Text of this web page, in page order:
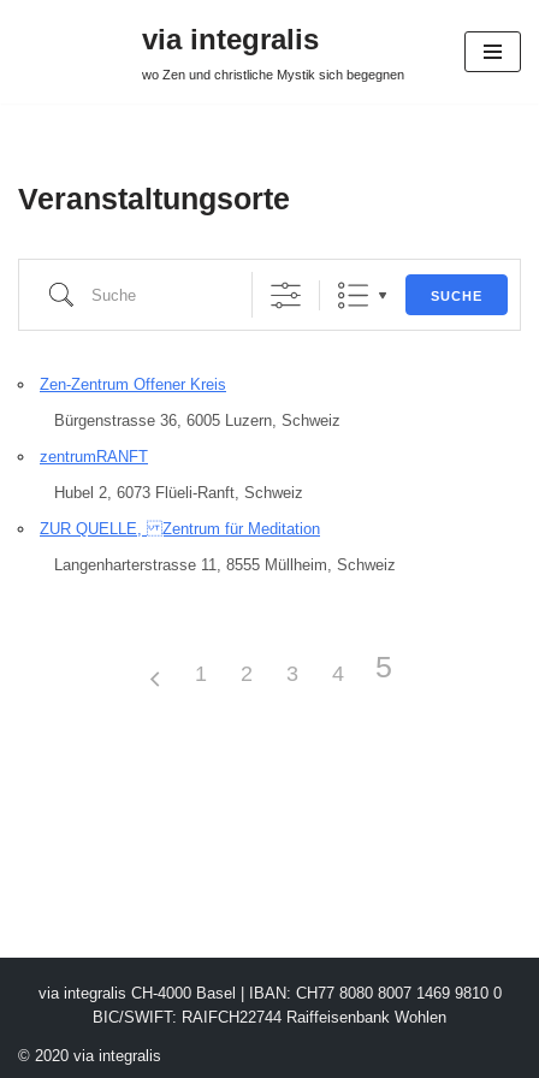
via integralis
wo Zen und christliche Mystik sich begegnen
Veranstaltungsorte
SUCHE
Zen-Zentrum Offener Kreis
Bürgenstrasse 36, 6005 Luzern, Schweiz
zentrumRANFT
Hubel 2, 6073 Flüeli-Ranft, Schweiz
ZUR QUELLE, Zentrum für Meditation
Langenharterstrasse 11, 8555 Müllheim, Schweiz
1 2 3 4 5
via integralis CH-4000 Basel | IBAN: CH77 8080 8007 1469 9810 0
BIC/SWIFT: RAIFCH22744 Raiffeisenbank Wohlen
© 2020 via integralis